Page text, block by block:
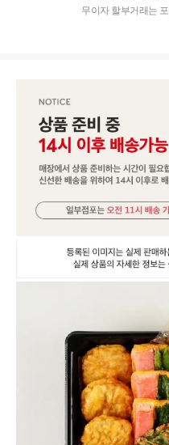
무이자 할부거래는